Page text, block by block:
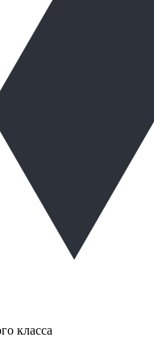
класса